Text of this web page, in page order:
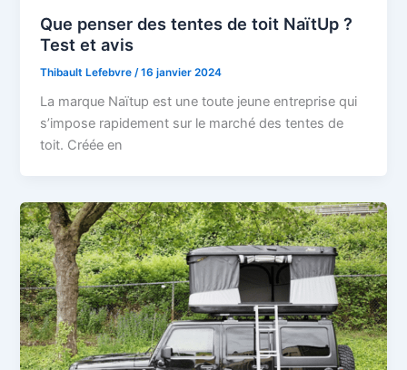
Que penser des tentes de toit NaïtUp ?
Test et avis
Thibault Lefebvre /16 janvier 2024
La marque Naïtup est une toute jeune entreprise qui
s’impose rapidement sur le marché des tentes de
toit. Créée en